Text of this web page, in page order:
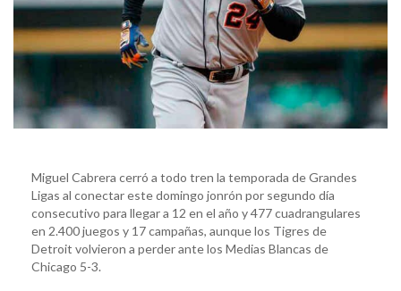
Miguel Cabrera cerró a todo tren la temporada de Grandes
Ligas al conectar este domingo jonrón por segundo día
consecutivo para llegar a 12 en el año y 477 cuadrangulares
en 2.400 juegos y 17 campañas, aunque los Tigres de
Detroit volvieron a perder ante los Medias Blancas de
Chicago 5-3.